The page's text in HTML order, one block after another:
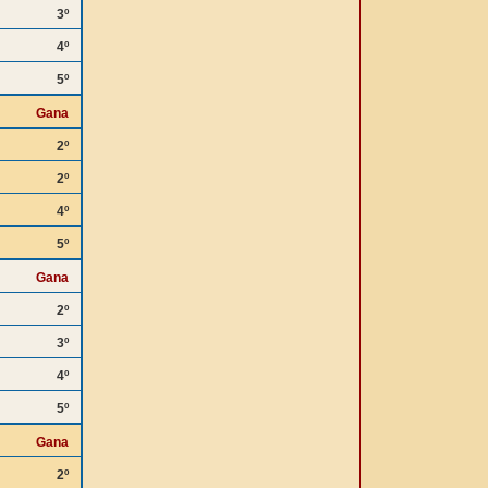
3º
4º
5º
Gana
2º
2º
4º
5º
Gana
2º
3º
4º
5º
Gana
2º